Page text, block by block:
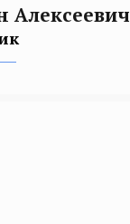
Алексеевич